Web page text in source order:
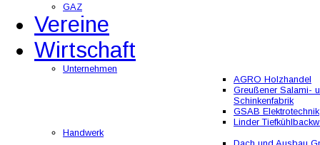
GAZ
Vereine
Wirtschaft
Unternehmen
AGRO Holzhandel
Greußener Salami-
Schinkenfabrik
GSAB Elektrotechnik
Linder
Handwerk